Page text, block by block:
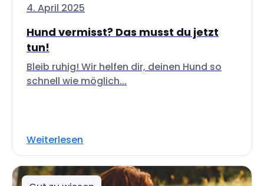
4. April 2025
Hund vermisst? Das musst du jetzt
tun!
Bleib ruhig! Wir helfen dir, deinen Hund so
schnell wie möglich...
Weiterlesen